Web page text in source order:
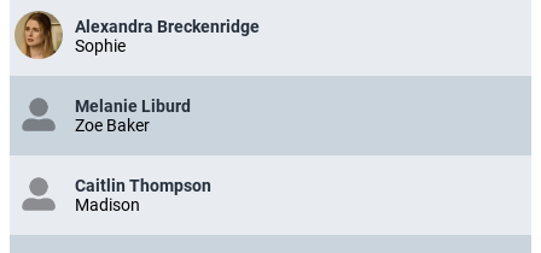
Alexandra Breckenridge
Sophie
Melanie Liburd
Zoe Baker
Caitlin Thompson
Madison